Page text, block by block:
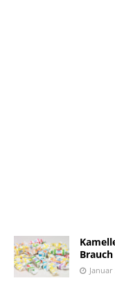
Januar